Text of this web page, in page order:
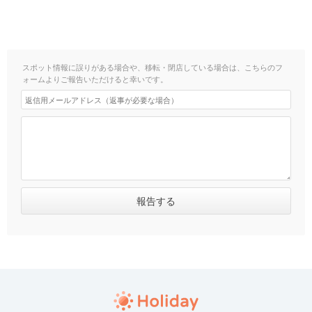
スポット情報に誤りがある場合や、移転・閉店している場合は、こちらのフ
ォームよりご報告いただけると幸いです。